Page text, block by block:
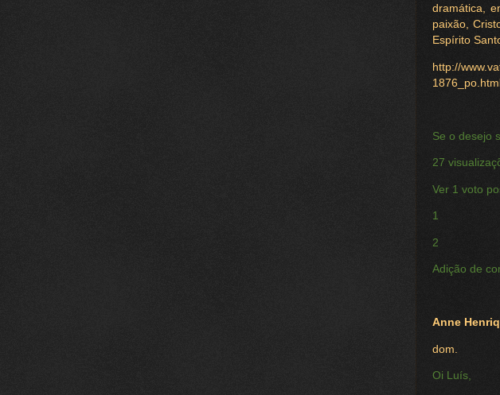
dramática,
paixão,
Espírito
http://
1876_po.html
Se o desejo
27
Ver 1 voto
1
2
Adição de
Anne
dom.
Oi Luís,